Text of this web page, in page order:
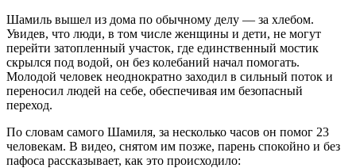
Шамиль вышел из дома по обычному делу — за хлебом.
Увидев, что люди, в том числе женщины и дети, не могут
перейти затопленный участок, где единственный мостик
скрылся под водой, он без колебаний начал помогать.
Молодой человек неоднократно заходил в сильный поток и
переносил людей на себе, обеспечивая им безопасный
переход.
По словам самого Шамиля, за несколько часов он помог 23
человекам. В видео, снятом им позже, парень спокойно и без
пафоса рассказывает, как это происходило: